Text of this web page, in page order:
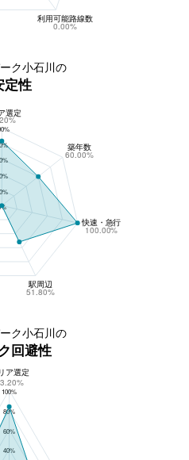
利用可能路線数
0.00%
ク小石川の
定性
選定
駅周辺
51.80%
快速・急行
100.00%
築年数
60.00%
ク小石川の
回避性
イパーク小石川のリスク回避性
100%
80%
60%
40%
ア選定